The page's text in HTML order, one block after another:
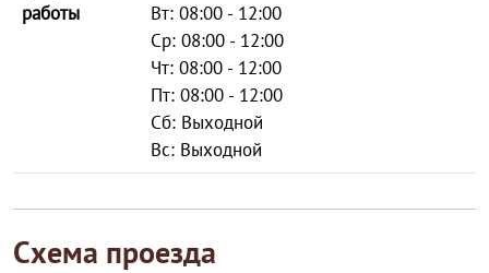
работы
Вт: 08:00 - 12:00
Ср: 08:00 - 12:00
Чт: 08:00 - 12:00
Пт: 08:00 - 12:00
Сб: Выходной
Вс: Выходной
Схема проезда